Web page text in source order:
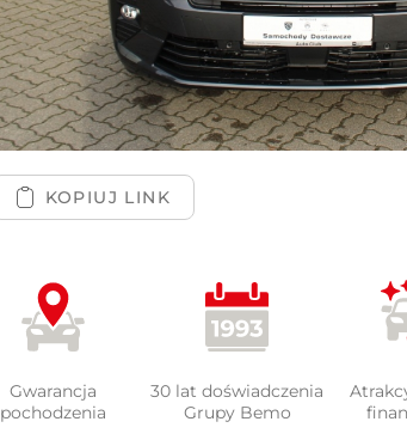
Gwarancja
pochodzenia
30 lat doświadczenia
Grupy Bemo